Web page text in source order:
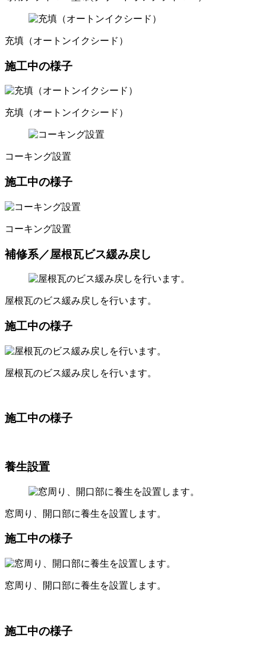
充填（オートンイクシード）
施工中の様子
充填（オートンイクシード）
コーキング設置
施工中の様子
コーキング設置
補修系／屋根瓦ビス緩み戻し
屋根瓦のビス緩み戻しを行います。
施工中の様子
屋根瓦のビス緩み戻しを行います。
施工中の様子
養生設置
窓周り、開口部に養生を設置します。
施工中の様子
窓周り、開口部に養生を設置します。
施工中の様子